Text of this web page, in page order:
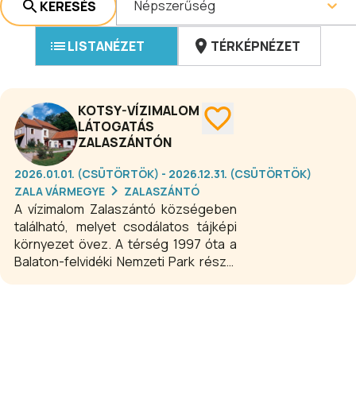
KERESÉS Népszerűség
LISTANÉZET TÉRKÉPNÉZET
KOTSY-VÍZIMALOM
LÁTOGATÁS
ZALASZÁNTÓN
2026.01.01. (CSÜTÖRTÖK) - 2026.12.31. (CSÜTÖRTÖK)
ZALA VÁRMEGYE
ZALASZÁNTÓ
A vízimalom Zalaszántó községeben
található, melyet csodálatos tájképi
környezet övez. A térség 1997 óta a
Balaton-felvidéki Nemzeti Park része.